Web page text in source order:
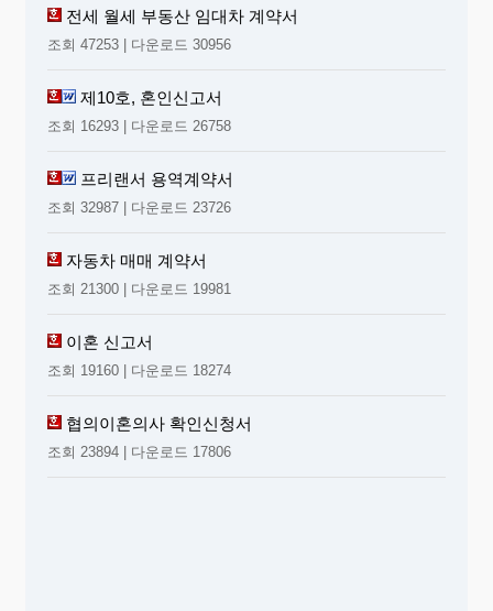
전세 월세 부동산 임대차 계약서
조회 47253 | 다운로드 30956
제10호, 혼인신고서
조회 16293 | 다운로드 26758
프리랜서 용역계약서
조회 32987 | 다운로드 23726
자동차 매매 계약서
조회 21300 | 다운로드 19981
이혼 신고서
조회 19160 | 다운로드 18274
협의이혼의사 확인신청서
조회 23894 | 다운로드 17806